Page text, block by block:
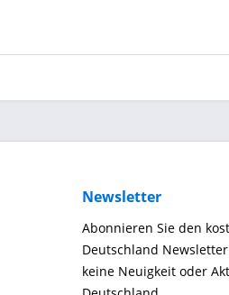
Newsletter
Abonnieren Sie den
Deutschland
keine Neuigkeit oder